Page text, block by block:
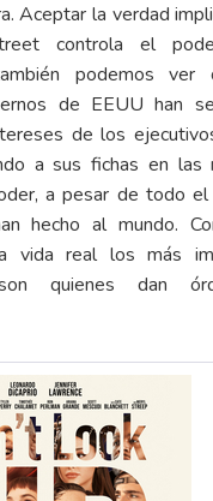
Aceptar la verdad
controla el
podemos ver
de EEUU han
de los
a sus fichas en las
a pesar de todo el
hecho al mundo.
vida real los más
quienes dan